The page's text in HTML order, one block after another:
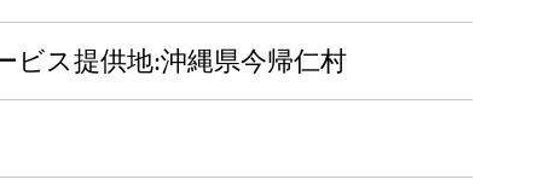
ビス提供地:沖縄県今帰仁村